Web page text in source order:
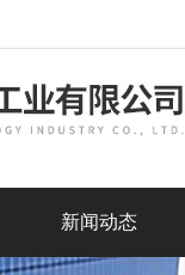
新闻动态